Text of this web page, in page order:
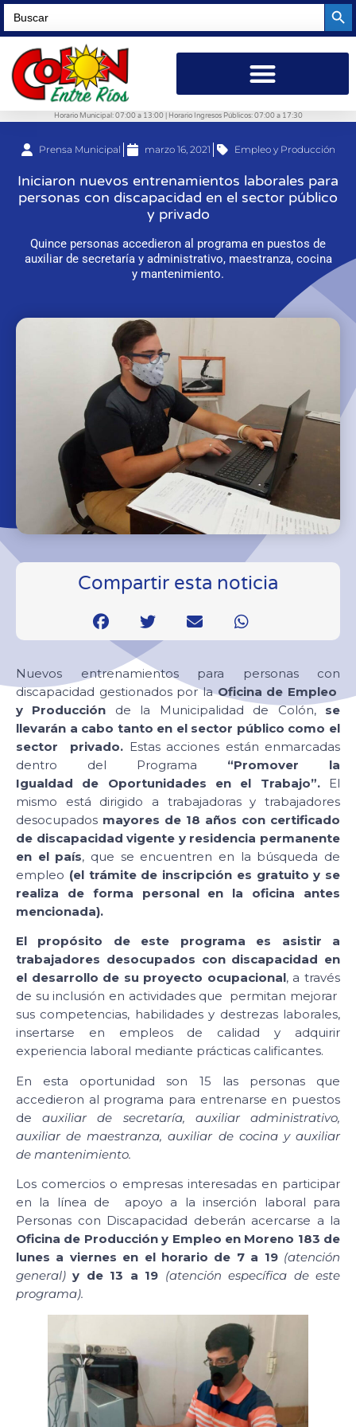
Search
for:
Horario Municipal: 07:00 a 13:00 | Horario Ingresos Públicos: 07:00 a 17:30
Prensa Municipal marzo 16, 2021 Empleo y Producción
Iniciaron nuevos entrenamientos laborales para
personas con discapacidad en el sector público
y privado
Quince personas accedieron al programa en puestos de
auxiliar de secretaría y administrativo, maestranza, cocina
y mantenimiento.
Compartir esta noticia
Nuevos entrenamientos para personas con
discapacidad gestionados por laOficina de Empleo
y Producción de la Municipalidad de Colón, se
llevarán a cabo tanto en el sector público como el
sector privado. Estas acciones están enmarcadas
dentro del Programa “Promover la
Igualdad de Oportunidades en el Trabajo”.El
mismo está dirigido a trabajadoras y trabajadores
desocupados mayores de 18 años con certificado
de discapacidad vigente y residencia permanente
en el país, que se encuentren en la búsqueda de
empleo (el trámite de inscripción es gratuito y se
realiza de forma personal en la oficina antes
mencionada).
El propósito de este programa es asistir a
trabajadores desocupados con discapacidad en
el desarrollo de su proyecto ocupacional, a través
de su inclusión en actividades que permitan mejorar
sus competencias, habilidades y destrezas laborales,
insertarse en empleos de calidad y adquirir
experiencia laboral mediante prácticas calificantes.
En esta oportunidad son 15 las personas que
accedieron al programa para entrenarse en puestos
deauxiliar de secretaría, auxiliar administrativo,
auxiliar de maestranza, auxiliar de cocina y auxiliar
de mantenimiento.
Los comercios o empresas interesadas en participar
en la línea de apoyo a la inserción laboral para
Personas con Discapacidad deberán acercarse a la
Oficina de Producción y Empleo en Moreno 183 de
lunes a viernes en el horario de 7 a 19 (atención
general) y de 13 a 19 (atención específica de este
programa).